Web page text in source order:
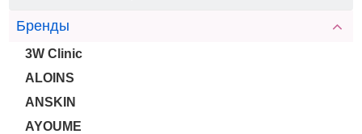
Бренды
3W Clinic
ALOINS
ANSKIN
AYOUME